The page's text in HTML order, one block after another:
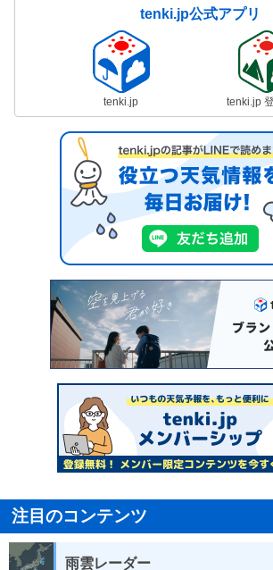
tenki.jp公式アプリ
tenki.jp tenki.jp
注目のコンテンツ
雨雲レーダー